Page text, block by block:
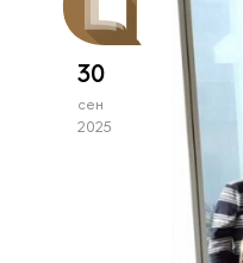
30
сен
2025